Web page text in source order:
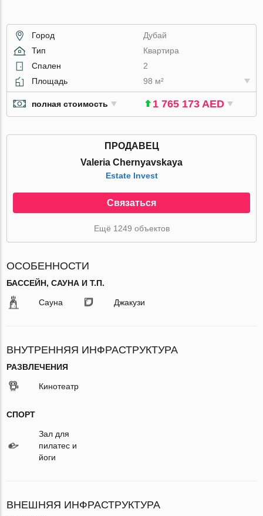
Город
Дубай
Тип
Квартира
Спален
2
Площадь
98 м²
полная стоимость 1 765 173 AED
ПРОДАВЕЦ
Valeria Chernyavskaya
Estate Invest
Связаться
Ещё 1249 объектов
ОСОБЕННОСТИ
БАССЕЙН, САУНА И Т.П.
Сауна Джакузи
ВНУТРЕННЯЯ ИНФРАСТРУКТУРА
РАЗВЛЕЧЕНИЯ
Кинотеатр
СПОРТ
Зал для
пилатес и
йоги
ВНЕШНЯЯ ИНФРАСТРУКТУРА